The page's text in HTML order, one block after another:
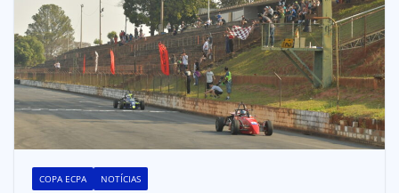
COPA ECPA NOTÍCIAS